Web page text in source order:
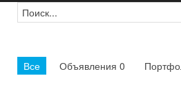
Все Объявления 0